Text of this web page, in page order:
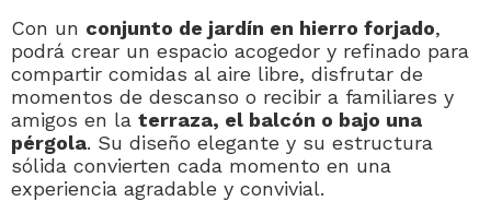
Con un conjunto de jardín en hierro forjado,
podrá crear un espacio acogedor y refinado para
compartir comidas al aire libre, disfrutar de
momentos de descanso o recibir a familiares y
amigos en la terraza, el balcón o bajo una
pérgola. Su diseño elegante y su estructura
sólida convierten cada momento en una
experiencia agradable y convivial.